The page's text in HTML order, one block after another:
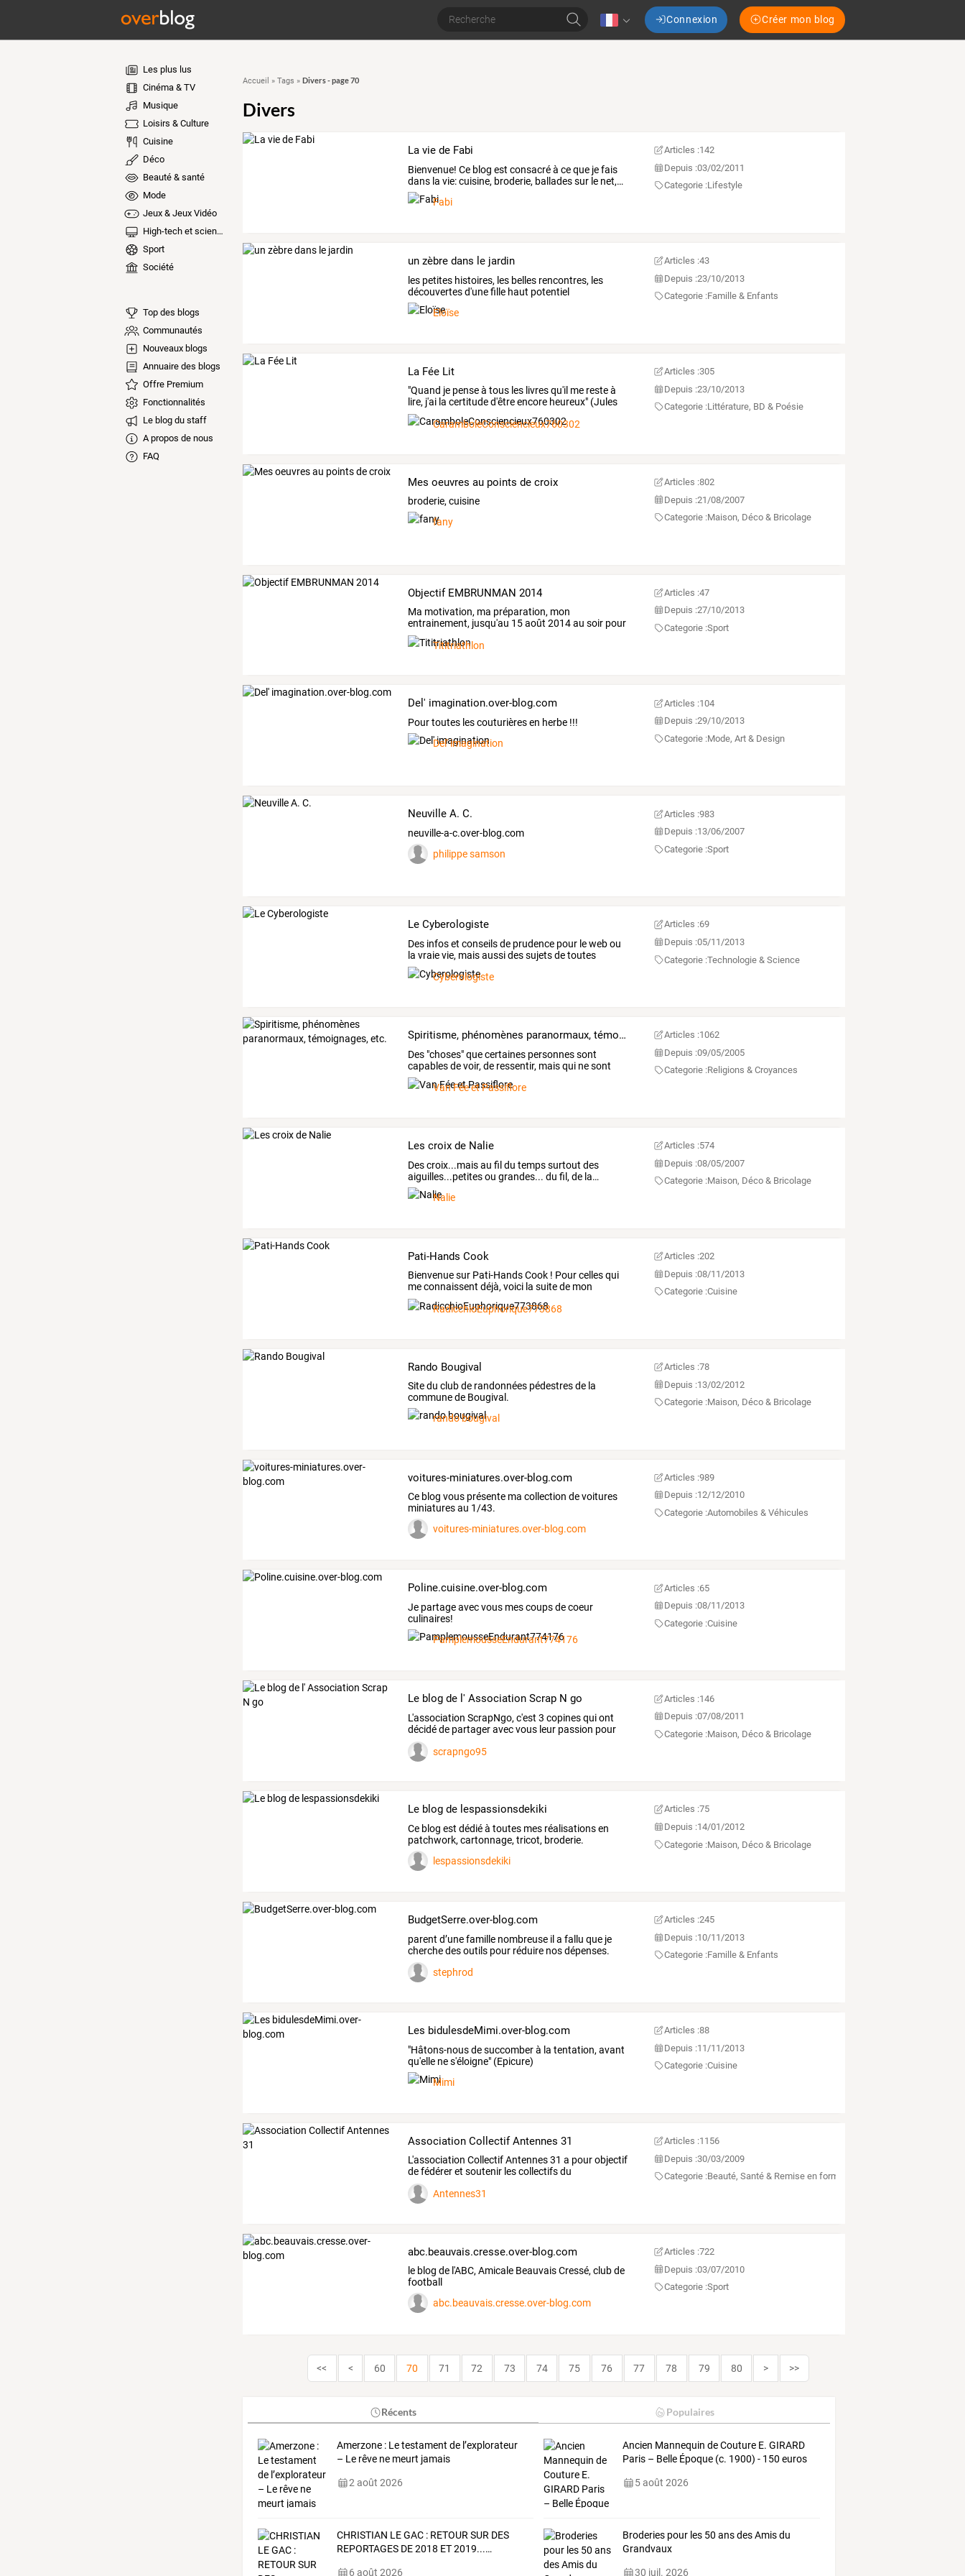
Connexion Créer mon blog
Les plus lus
Cinéma & TV
Musique
Loisirs & Culture
Cuisine
Déco
Beauté & santé
Mode
Jeux & Jeux Vidéo
High-tech et sciences
Sport
Société
Top des blogs
Communautés
Nouveaux blogs
Annuaire des blogs
Offre Premium
Fonctionnalités
Le blog du staff
A propos de nous
FAQ
Accueil » Tags » Divers - page 70
Divers
La vie de Fabi
Bienvenue! Ce blog est consacréà ceque jefais
dans la vie:cuisine, broderie, balladessur le net,…
Fabi
Articles :142
Depuis :03/02/2011
Categorie :Lifestyle
un zèbre dans le jardin
les petites histoires, les belles rencontres, les
découvertes d'une fille haut potentiel
Eloïse
Articles :43
Depuis :23/10/2013
Categorie :Famille & Enfants
La Fée Lit
"Quand je pense à tous les livres qu'il me reste à
lire, j'ai la certitude d'être encore heureux" (Jules
Renard)
CaramboleConsciencieux760302
Articles :305
Depuis :23/10/2013
Categorie :Littérature, BD & Poésie
Mes oeuvres au points de croix
broderie, cuisine
fany
Articles :802
Depuis :21/08/2007
Categorie :Maison, Déco & Bricolage
Objectif EMBRUNMAN 2014
Ma motivation, ma préparation, mon
entrainement, jusqu'au 15août 2014au soir pour
finir
Tititriathlon
Articles :47
Depuis :27/10/2013
Categorie :Sport
Del' imagination.over-blog.com
Pour toutes les couturières en herbe !!!
Del' imagination
Articles :104
Depuis :29/10/2013
Categorie :Mode, Art & Design
Neuville A. C.
neuville-a-c.over-blog.com
philippe samson
Articles :983
Depuis :13/06/2007
Categorie :Sport
Le Cyberologiste
Des infos et conseils de prudence pour le web ou
la vraie vie, mais aussi des sujets de toutes
sortes.
Cyberologiste
Articles :69
Depuis :05/11/2013
Categorie :Technologie & Science
Spiritisme, phénomènes paranormaux, témoignages, etc.
Des "choses"quecertaines personnessont
capablesdevoir, de ressentir, maisqui nesont
pas
Van Fée et Passiflore
Articles :1062
Depuis :09/05/2005
Categorie :Religions & Croyances
Les croix de Nalie
Descroix...maisau fildu tempssurtout des
aiguilles...petitesou grandes... du fil, de la…
Nalie
Articles :574
Depuis :08/05/2007
Categorie :Maison, Déco & Bricolage
Pati-Hands Cook
Bienvenuesur Pati-HandsCook ! Pourcellesqui
meconnaissent déjà,voici la suitede mon
premier
RadicchioEuphorique773868
Articles :202
Depuis :08/11/2013
Categorie :Cuisine
Rando Bougival
Site du club de randonnées pédestres de la
commune de Bougival.
rando bougival
Articles :78
Depuis :13/02/2012
Categorie :Maison, Déco & Bricolage
voitures-miniatures.over-blog.com
Ce blog vous présente ma collection de voitures
miniatures au 1/43.
voitures-miniatures.over-blog.com
Articles :989
Depuis :12/12/2010
Categorie :Automobiles & Véhicules
Poline.cuisine.over-blog.com
Je partage avec vous mes coups de coeur
culinaires!
PamplemousseEndurant774176
Articles :65
Depuis :08/11/2013
Categorie :Cuisine
Le blog de l' Association Scrap N go
L'association ScrapNgo, c'est 3 copinesquiont
décidéde partageravecvous leur passion pour
le…
scrapngo95
Articles :146
Depuis :07/08/2011
Categorie :Maison, Déco & Bricolage
Le blog de lespassionsdekiki
Ce blog est dédié à toutes mes réalisations en
patchwork, cartonnage, tricot, broderie.
lespassionsdekiki
Articles :75
Depuis :14/01/2012
Categorie :Maison, Déco & Bricolage
BudgetSerre.over-blog.com
parent d’unefamille nombreuse il a fallu que je
cherchedesoutils pour réduire nosdépenses.
Afin
stephrod
Articles :245
Depuis :10/11/2013
Categorie :Famille & Enfants
Les bidulesdeMimi.over-blog.com
"Hâtons-nous de succomber à la tentation, avant
qu'elle ne s'éloigne" (Epicure)
Mimi
Articles :88
Depuis :11/11/2013
Categorie :Cuisine
Association Collectif Antennes 31
L'association CollectifAntennes31 a pourobjectif
defédéreret soutenir lescollectifsdu
département
Antennes31
Articles :1156
Depuis :30/03/2009
Categorie :Beauté, Santé & Remise en forme
abc.beauvais.cresse.over-blog.com
le blog de l'ABC, Amicale Beauvais Cressé, club de
football
abc.beauvais.cresse.over-blog.com
Articles :722
Depuis :03/07/2010
Categorie :Sport
<< < 60 70 71 72 73 74 75 76 77 78 79 80 > >>
Récents Populaires
Amerzone : Le testament de l’explorateur
– Le rêve ne meurt jamais
2 août 2026
Ancien Mannequin de Couture E. GIRARD
Paris – Belle Époque (c. 1900) - 150 euros
5 août 2026
CHRISTIAN LEGAC:RETOURSURDES
REPORTAGESDE2018 ET2019...…
6 août 2026
Broderies pour les 50 ans des Amis du
Grandvaux
30 juil. 2026